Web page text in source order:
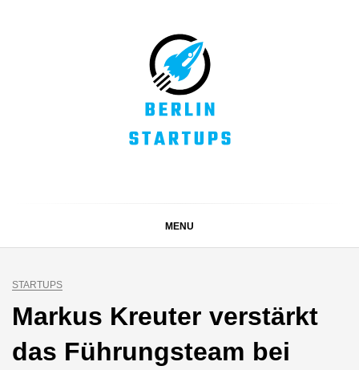
MENU
STARTUPS
Markus Kreuter verstärkt
das Führungsteam bei